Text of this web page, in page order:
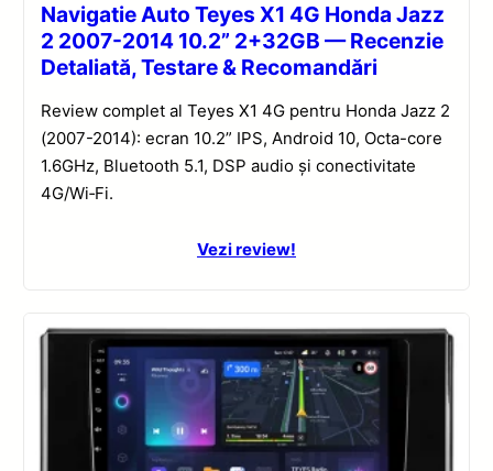
Navigatie Auto Teyes X1 4G Honda Jazz
2 2007-2014 10.2” 2+32GB — Recenzie
Detaliată, Testare & Recomandări
Review complet al Teyes X1 4G pentru Honda Jazz 2
(2007-2014): ecran 10.2” IPS, Android 10, Octa-core
1.6GHz, Bluetooth 5.1, DSP audio și conectivitate
4G/Wi‑Fi.
Vezi review!